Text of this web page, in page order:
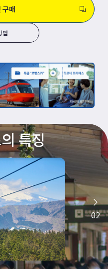
구매
법
특징
02